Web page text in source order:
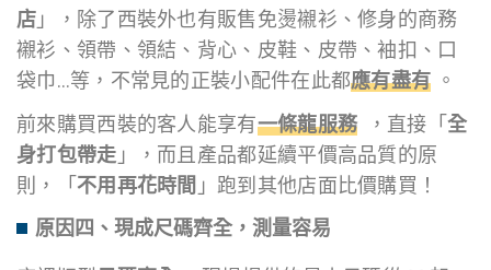
店 」，除了西裝外也有販售免燙襯衫、修身的商務
襯衫、領帶、領結、背心、皮鞋、皮帶、袖扣、口
袋巾…等，不常見的正裝小配件在此都應有盡有 。
前來購買西裝的客人能享有一條龍服務 ，直接「全
身打包帶走 」，而且產品都延續平價高品質的原
則，「不用再花時間 」跑到其他店面比價購買！
原因四、現成尺碼齊全，測量容易